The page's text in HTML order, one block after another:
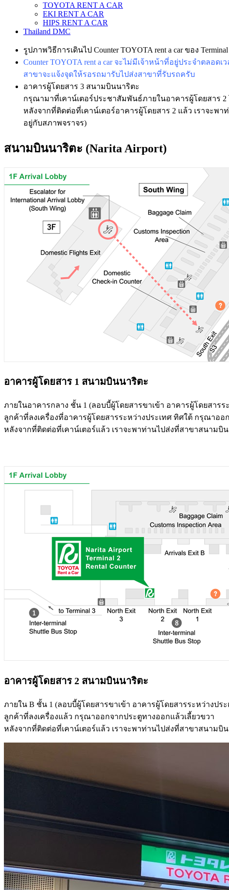
TOYOTA RENT A CAR
EKI RENT A CAR
HIPS RENT A CAR
Thailand DMC
รูปภาพวิธีการเดินไป Counter TOYOTA rent a car ของ
Counter TOYOTA rent a car จะไม่มีเจ้าหน้าที่อยู่ประจำตลอ
สาขาจะแจ้งจุดให้รอรถมารับไปส่งสาขาที่รับรถครับ
อาคารผู้โดยสาร 3 สนามบินนาริตะ
กรุณามาที่เคาน์เตอร์ประชาสัมพันธ์ภายในอาคารผู้โดยสาร
หลังจากที่ติดต่อที่เคาน์เตอร์อาคารผู้โดยสาร 2 แล้ว เราจะพ
อยู่กับสภาพจราจร)
สนามบินนาริตะ (Narita Airport)
อาคารผู้โดยสาร 1 สนามบินนาริตะ
ภายในอาคารกลาง ชั้น 1 (ลอบบี้ผู้โดยสารขาเข้า อาคารผู้โดยสารร
ลูกค้าที่ลงเครื่องที่อาคารผู้โดยสารระหว่างประเทศ ทิศใต้ กรุณาอ
หลังจากที่ติดต่อที่เคาน์เตอร์แล้ว เราจะพาท่านไปส่งที่สาขาสนามบิ
อาคารผู้โดยสาร 2 สนามบินนาริตะ
ภายใน B ชั้น 1 (ลอบบี้ผู้โดยสารขาเข้า อาคารผู้โดยสารระหว่างประ
ลูกค้าที่ลงเครื่องแล้ว กรุณาออกจากประตูทางออกแล้วเลี้ยวขวา
หลังจากที่ติดต่อที่เคาน์เตอร์แล้ว เราจะพาท่านไปส่งที่สาขาสนามบิ